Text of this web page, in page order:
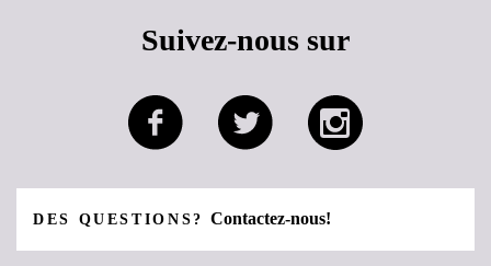
Suivez-nous sur
DES QUESTIONS?Contactez-nous!